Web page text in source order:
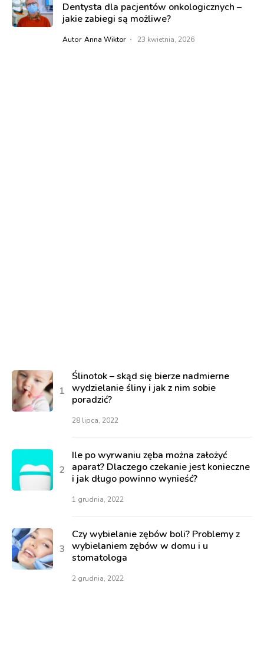
Dentysta dla pacjentów onkologicznych –
jakie zabiegi są możliwe?
Autor Anna Wiktor 23 kwietnia, 2026
Ślinotok – skąd się bierze nadmierne
wydzielanie śliny i jak z nim sobie
poradzić?
28 lipca, 2022
Ile po wyrwaniu zęba można założyć
aparat? Dlaczego czekanie jest konieczne
i jak długo powinno wynieść?
1 grudnia, 2022
Czy wybielanie zębów boli? Problemy z
wybielaniem zębów w domu i u
stomatologa
2 grudnia, 2022